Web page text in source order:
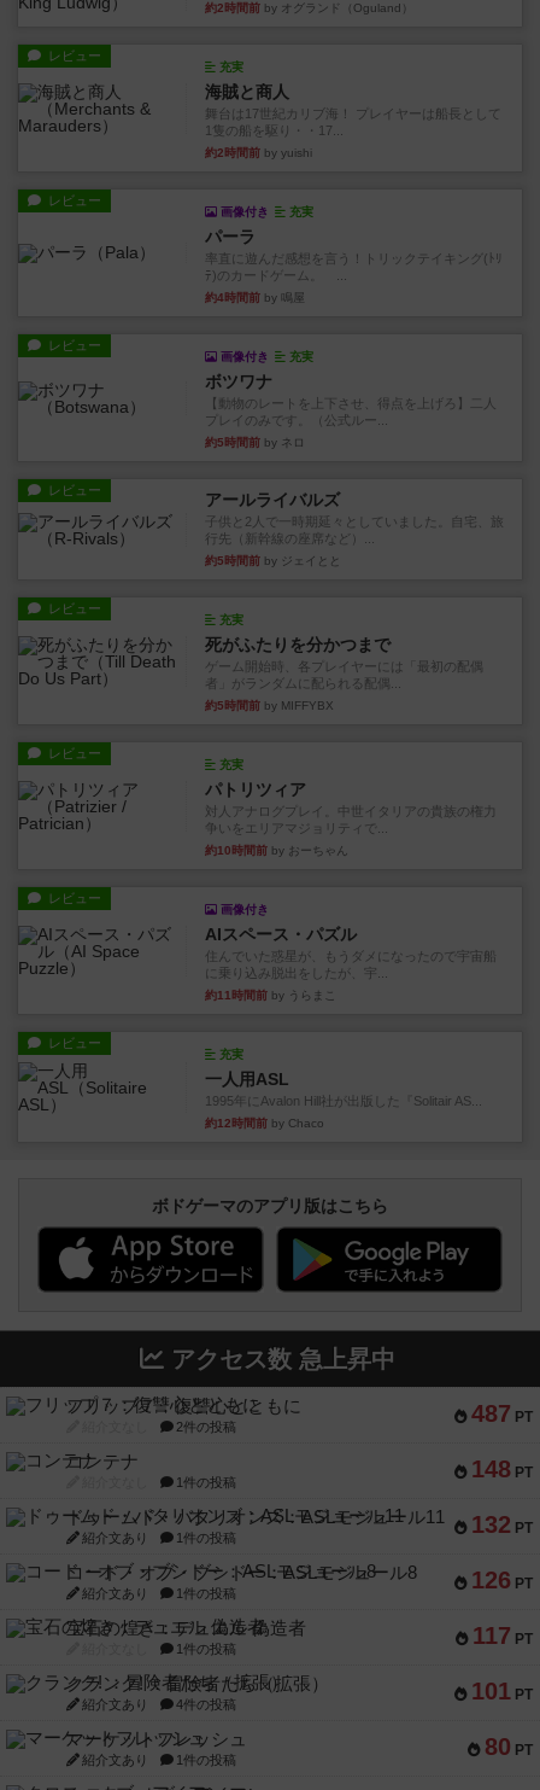
約2時間前 by オグランド（Oguland）
レビュー
充実
海賊と商人
舞台は17世紀カリブ海！ プレイヤーは船長として
1隻の船を駆り・・17...
約2時間前 by yuishi
レビュー
画像付き 充実
パーラ
率直に遊んだ感想を言う！トリックテイキング(ﾄﾘ
ﾃ)のカードゲーム。 ...
約4時間前 by 鳴屋
レビュー
画像付き 充実
ボツワナ
【動物のレートを上下させ、得点を上げろ】二人
プレイのみです。（公式ルー...
約5時間前 by ネロ
レビュー アールライバルズ
子供と2人で一時期延々としていました。自宅、旅
行先（新幹線の座席など）...
約5時間前 by ジェイとと
レビュー
充実
死がふたりを分かつまで
ゲーム開始時、各プレイヤーには「最初の配偶
者」がランダムに配られる配偶...
約5時間前 by MIFFYBX
レビュー
充実
パトリツィア
対人アナログプレイ。中世イタリアの貴族の権力
争いをエリアマジョリティで...
約10時間前 by おーちゃん
レビュー
画像付き
AIスペース・パズル
住んでいた惑星が、もうダメになったので宇宙船
に乗り込み脱出をしたが、宇...
約11時間前 by うらまこ
レビュー
充実
一人用ASL
1995年にAvalon Hill社が出版した『Solitair AS...
約12時間前 by Chaco
ボドゲーマのアプリ版はこちら
アクセス数 急上昇中
487 PT
フリップ７：復讐心とともに
2件の投稿
148 PT
コンテナ
1件の投稿
132 PT
ドゥームド・バタリオンズ：ASLモジュール11
紹介文あり 1件の投稿
126 PT
コード・オブ・ブシドー：ASLモジュール8
紹介文あり 1件の投稿
117 PT
宝石の煌き：デュエル 偽造者
1件の投稿
101 PT
クランク! ：冒険者たち（拡張）
紹介文あり 4件の投稿
80 PT
マーケットフレッシュ
紹介文あり 1件の投稿